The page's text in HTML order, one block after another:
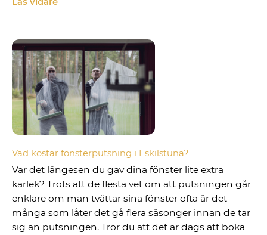
Vad kostar fönsterputsning i Eskilstuna?
Var det längesen du gav dina fönster lite extra
kärlek? Trots att de flesta vet om att putsningen går
enklare om man tvättar sina fönster ofta är det
många som låter det gå flera säsonger innan de tar
sig an putsningen. Tror du att det är dags att boka